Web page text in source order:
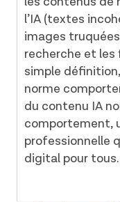
l’IA (textes
images
recherche et les
simple
norme
du contenu IA
comportement,
professionnelle
digital pour tous.